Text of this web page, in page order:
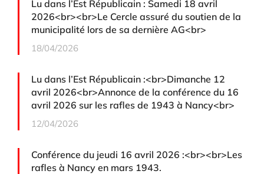
Lu dans l’Est Républicain : Samedi 18 avril
2026<br><br>Le Cercle assuré du soutien de la
municipalité lors de sa dernière AG<br>
18/04/2026
Lu dans l’Est Républicain :<br>Dimanche 12
avril 2026<br>Annonce de la conférence du 16
avril 2026 sur les rafles de 1943 à Nancy<br>
12/04/2026
Conférence du jeudi 16 avril 2026 :<br><br>Les
rafles à Nancy en mars 1943.